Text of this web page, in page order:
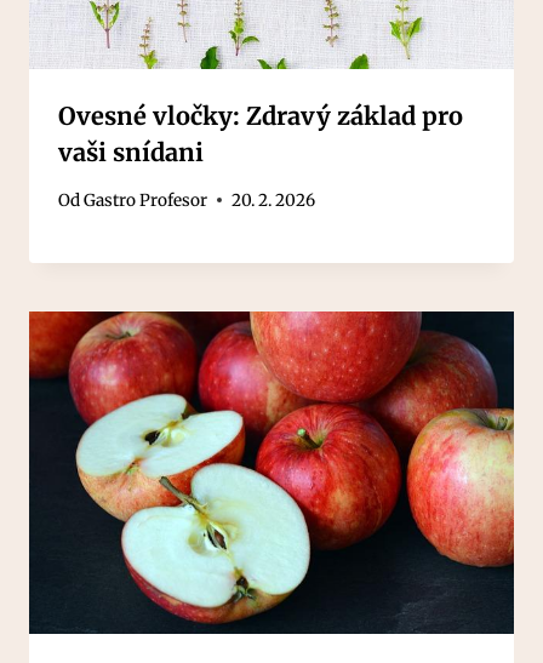
Ovesné vločky: Zdravý základ pro
vaši snídani
OdGastro Profesor 20. 2. 2026